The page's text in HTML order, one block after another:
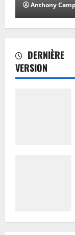
DERNIÈRE
VERSION
Anthony